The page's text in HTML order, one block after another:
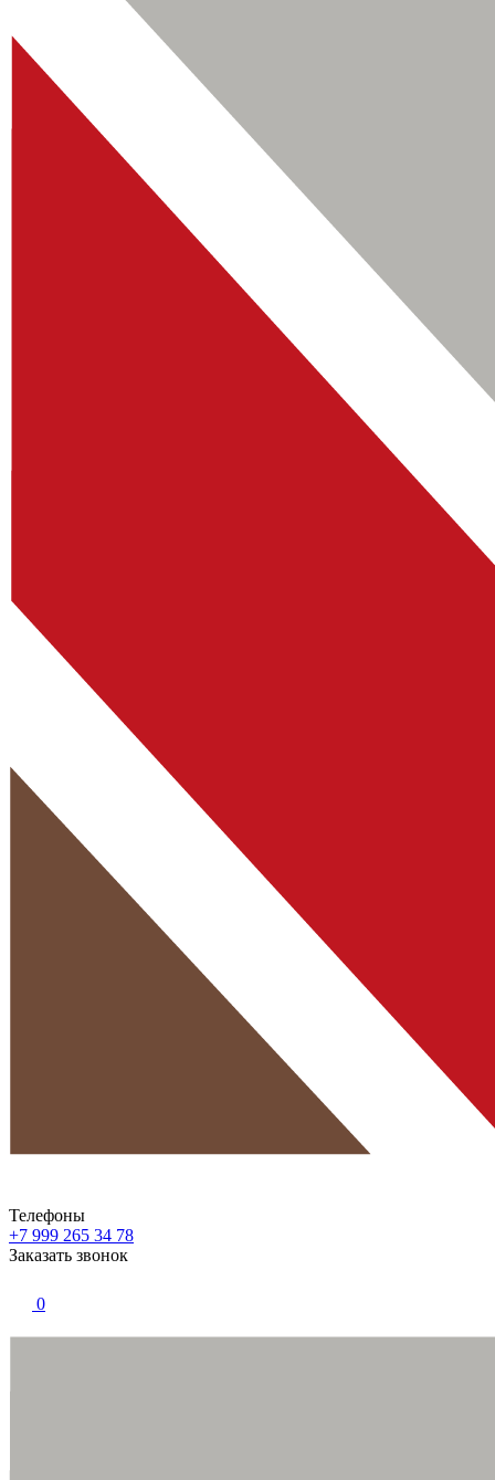
Телефоны
+7 999 265 34 78
Заказать звонок
0